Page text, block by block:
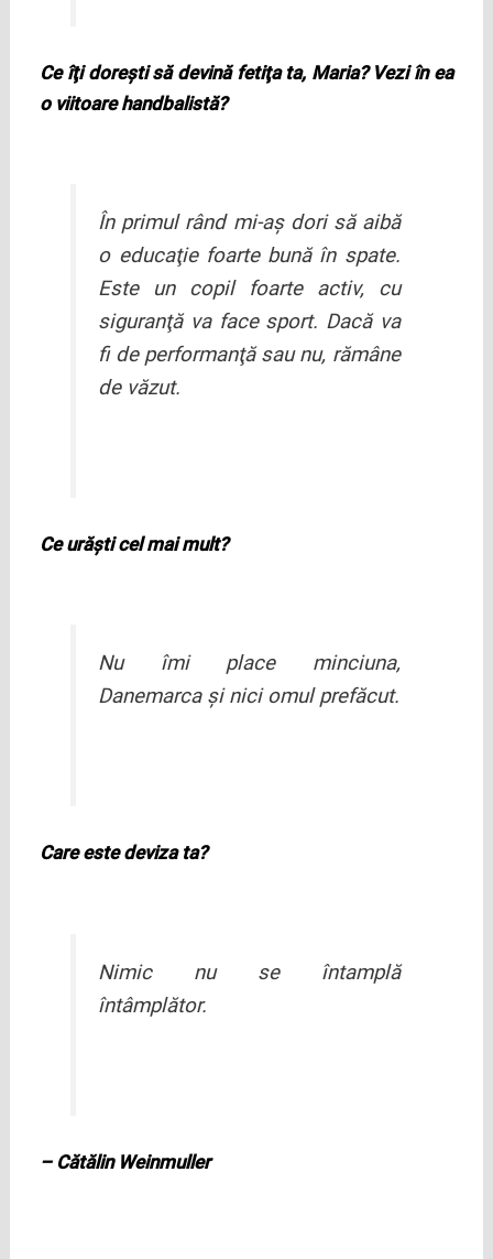
Ce îţi doreşti să devină fetiţa ta, Maria? Vezi în ea
o viitoare handbalistă?
În primul rând mi-aş dori să aibă
o educaţie foarte bună în spate.
Este un copil foarte activ, cu
siguranţă va face sport. Dacă va
fi de performanţă sau nu, rămâne
de văzut.
Ce urăşti cel mai mult?
Nu îmi place minciuna,
Danemarca şi nici omul prefăcut.
Care este deviza ta?
Nimic nu se întamplă
întâmplător.
– Cătălin Weinmuller